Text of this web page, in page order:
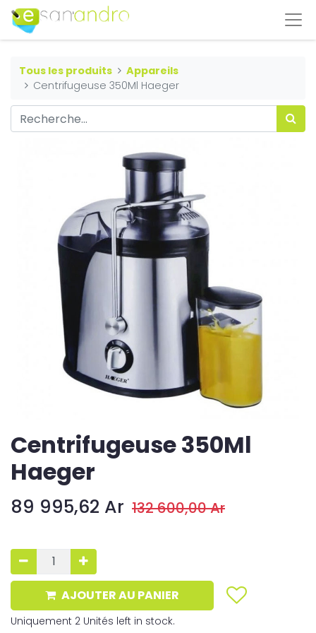
Tous les produits
Appareils
Centrifugeuse 350Ml Haeger
Centrifugeuse 350Ml
Haeger
89 995,62 Ar 132 600,00Ar
AJOUTER AU PANIER
Uniquement 2 Unités left in stock.